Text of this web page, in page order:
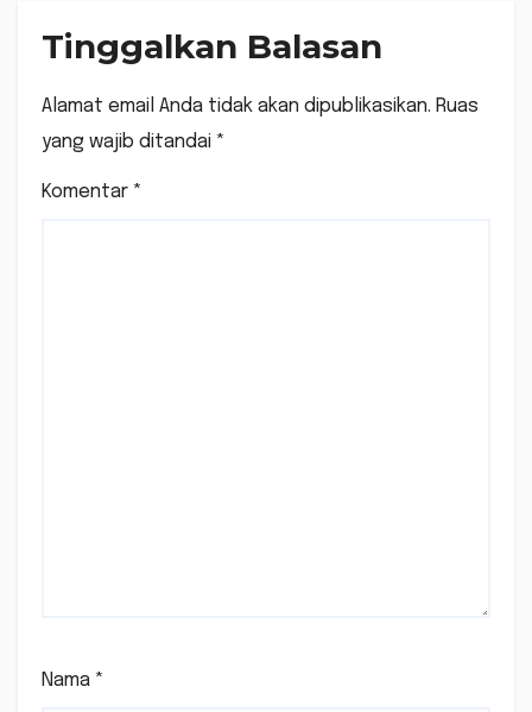
Tinggalkan Balasan
Alamat email Anda tidak akan dipublikasikan. Ruas
yang wajib ditandai *
Komentar *
Nama *